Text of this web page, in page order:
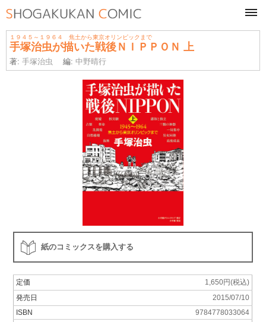
１９４５～１９６４ 焦土から東京オリンピックまで
手塚治虫が描いた戦後ＮＩＰＰＯＮ 上
著:手塚治虫 編:中野晴行
紙のコミックスを購入する
定価
1,650円(税込)
発売日
2015/07/10
ISBN
9784778033064